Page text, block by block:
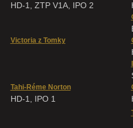
HD-1, ZTP V1A, IPO 2
Victoria z Tomky
Tahi-Réme Norton
HD-1, IPO 1